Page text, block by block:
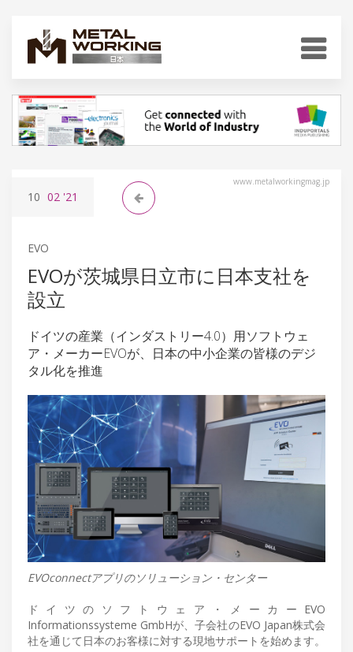
www.metalworkingmag.jp
10 02 '21
EVO
EVOが茨城県日立市に日本支社を
設立
ドイツの産業（インダストリー4.0）用ソフトウェ
ア・メーカーEVOが、日本の中小企業の皆様のデジ
タル化を推進
EVOconnectアプリのソリューション・センター
ドイツのソフトウェア・メーカーEVO
Informationssysteme GmbHが、子会社のEVO Japan株式会
社を通じて日本のお客様に対する現地サポートを始めます。